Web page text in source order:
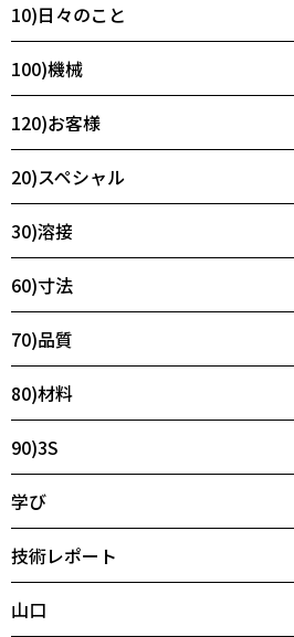
10)日々のこと
100)機械
120)お客様
20)スペシャル
30)溶接
60)寸法
70)品質
80)材料
90)3S
学び
技術レポート
山口